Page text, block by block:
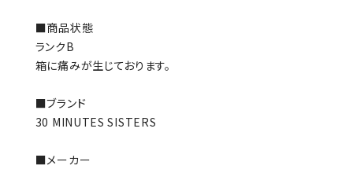
■商品状態
ランクB
箱に痛みが生じております。
■ブランド
30 MINUTES SISTERS
■メーカー